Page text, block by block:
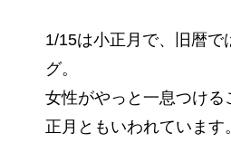
1/15は小正月で、旧暦で
グ。
女性がやっと一息つける
正月ともいわれています。